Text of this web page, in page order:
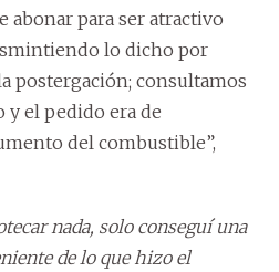
abonar para ser atractivo
lo dicho por
postergación; consultamos
y el pedido era de
del combustible”,
nada, solo conseguí una
de lo que hizo el